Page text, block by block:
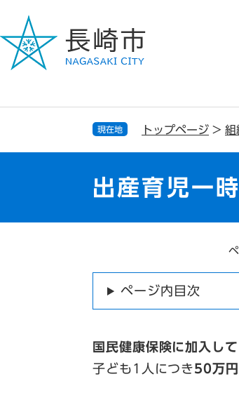
ジ
で
ュ
ば
現在地 トップページ > 組
出産育児一
ページ内目次
国民健康保険に加入し
子ども1人につき50万